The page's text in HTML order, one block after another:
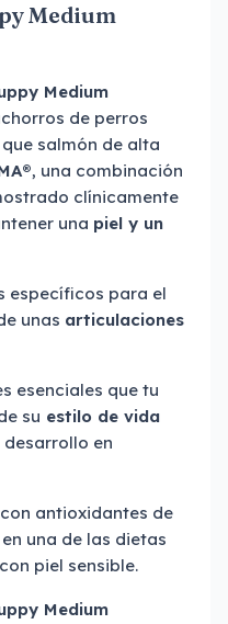
Medium
Medium
de perros
salmón de alta
, una combinación
clínicamente
una piel y un
específicos para el
unas articulaciones
esenciales que tu
su estilo de vida
desarrollo en
antioxidantes de
una de las dietas
piel sensible.
Medium